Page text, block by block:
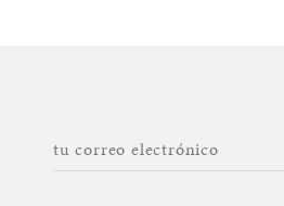
tu correo electrónico